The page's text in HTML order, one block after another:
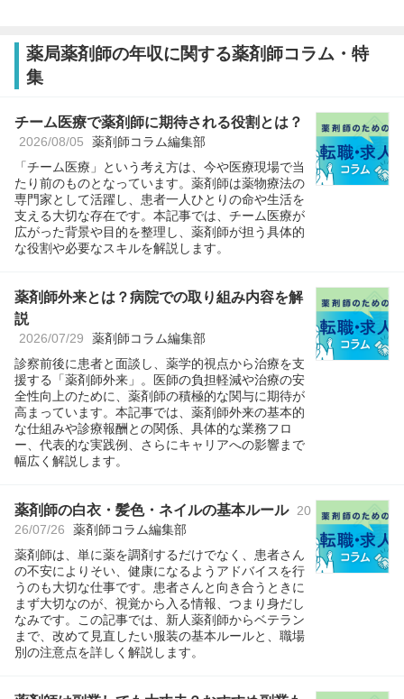
薬局薬剤師の年収に関する薬剤師コラム・特
集
チーム医療で薬剤師に期待される役割とは？
2026/08/05 薬剤師コラム編集部
「チーム医療」という考え方は、今や医療現場で当
たり前のものとなっています。薬剤師は薬物療法の
専門家として活躍し、患者一人ひとりの命や生活を
支える大切な存在です。本記事では、チーム医療が
広がった背景や目的を整理し、薬剤師が担う具体的
な役割や必要なスキルを解説します。
薬剤師外来とは？病院での取り組み内容を解
説
2026/07/29 薬剤師コラム編集部
診察前後に患者と面談し、薬学的視点から治療を支
援する「薬剤師外来」。医師の負担軽減や治療の安
全性向上のために、薬剤師の積極的な関与に期待が
高まっています。本記事では、薬剤師外来の基本的
な仕組みや診療報酬との関係、具体的な業務フロ
ー、代表的な実践例、さらにキャリアへの影響まで
幅広く解説します。
薬剤師の白衣・髪色・ネイルの基本ルール
20
26/07/26
薬剤師コラム編集部
薬剤師は、単に薬を調剤するだけでなく、患者さん
の不安によりそい、健康になるようアドバイスを行
うのも大切な仕事です。患者さんと向き合うときに
まず大切なのが、視覚から入る情報、つまり身だし
なみです。この記事では、新人薬剤師からベテラン
まで、改めて見直したい服装の基本ルールと、職場
別の注意点を詳しく解説します。